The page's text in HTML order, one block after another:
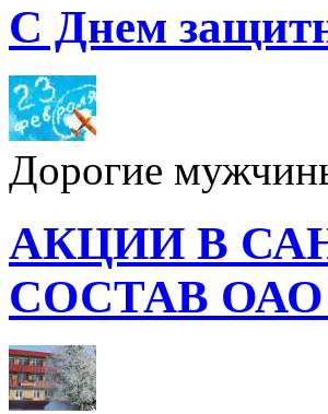
С Днем
Дорогие
АКЦИИ В
СОСТАВ ОАО